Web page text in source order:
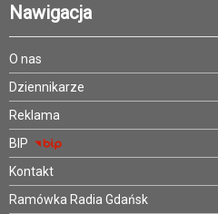
Nawigacja
O nas
Dziennikarze
Reklama
BIP
Kontakt
Ramówka Radia Gdańsk